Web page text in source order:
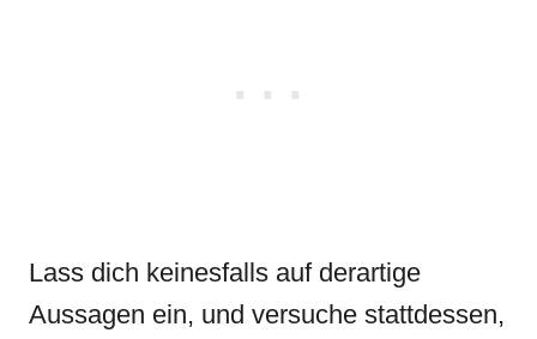
Lass dich keinesfalls auf derartige
Aussagen ein, und versuche stattdessen,